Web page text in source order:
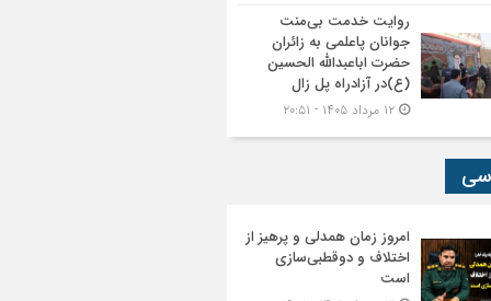
روایت خدمت بی‌منت
جوانان پاعلمی به زائران
حضرت اباعبدالله الحسین
(ع)در آزادراه پل زال
امروز زمان همدلی و پرهیز از
اختلاف و دوقطبی‌سازی
است